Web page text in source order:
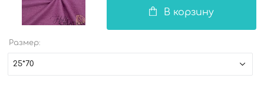
В корзину
Размер:
25*70